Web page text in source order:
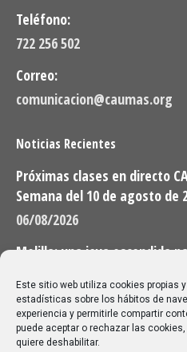
Este sitio web utiliza cookies propias
estadísticas sobre los hábitos de
experiencia y permitirle compartir
puede aceptar o rechazar las
quiere deshabilitar.
Teléfono:
722 256 502
Correo:
comunicacion@caumas.org
Noticias Recientes
Próximas clases en directo
Semana del 10 de agosto de
06/08/2026
Melilla: una joya escondida
28/07/2026
Buscar